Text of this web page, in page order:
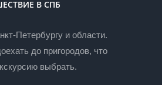
В СПБ
Петербургу и области.
до пригородов, что
выбрать.